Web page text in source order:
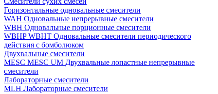
Горизонтальные одновальные смесители
WAH Одновальные непрерывные смесители
WBH Одновальные порционные смесители
WBHP WBHT Одновальные смесители периодического
действия с бомболюком
Двухвальные смесители
MESC MESC UM Двухвальные лопастные непрерывные
смесители
Лабораторные смесители
MLH Лабораторные смесители